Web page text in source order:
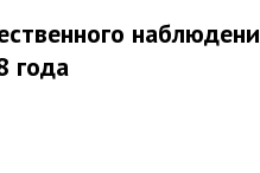
года